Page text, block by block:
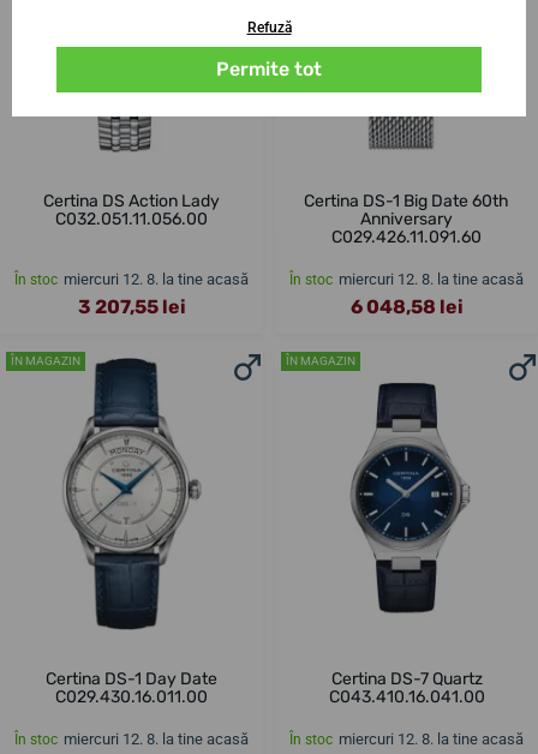
Certina DS Action Lady
C032.051.11.056.00
În stoc miercuri 12. 8. la tine acasă
3 207,55 lei
Certina DS-1 Big Date 60th
Anniversary
C029.426.11.091.60
În stoc miercuri 12. 8. la tine acasă
6 048,58 lei
ÎN MAGAZIN
Certina DS-1 Day Date
C029.430.16.011.00
În stoc miercuri 12. 8. la tine acasă
ÎN MAGAZIN
Certina DS-7 Quartz
C043.410.16.041.00
În stoc miercuri 12. 8. la tine acasă
Refuză
Permite tot